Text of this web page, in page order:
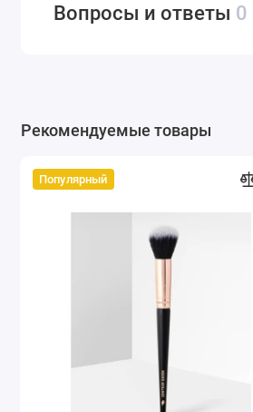
Вопросы и ответы 0
Рекомендуемые товары
Популярный